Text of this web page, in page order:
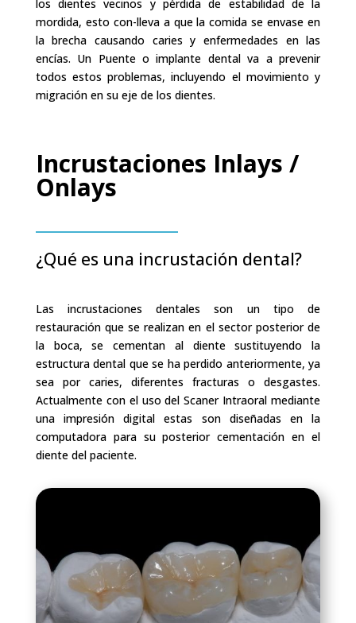
los dientes vecinos y pérdida de estabilidad de la
mordida, esto con-lleva a que la comida se envase en
la brecha causando caries y enfermedades en las
encías. Un Puente o implante dental va a prevenir
todos estos problemas, incluyendo el movimiento y
migración en su eje de los dientes.
Incrustaciones Inlays /
Onlays
¿Qué es una incrustación dental?
Las incrustaciones dentales son un tipo de
restauración que se realizan en el sector posterior de
la boca, se cementan al diente sustituyendo la
estructura dental que se ha perdido anteriormente, ya
sea por caries, diferentes fracturas o desgastes.
Actualmente con el uso del Scaner Intraoral mediante
una impresión digital estas son diseñadas en la
computadora para su posterior cementación en el
diente del paciente.